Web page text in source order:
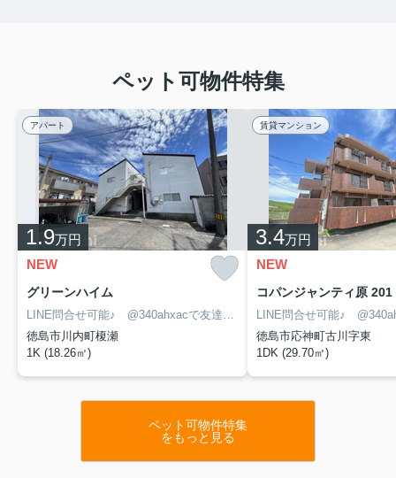
ペット可物件特集
アパート
1.9万円
NEW
グリーンハイム
LINE問合せ可能♪ @340ahxacで友達検索して下さい
徳島市川内町榎瀬
1K (18.26㎡)
賃貸マンション
3.4万円
NEW
コパンジャンティ原 201
徳島市応神町古川字東
1DK (29.70㎡)
ペット可物件特集
をもっと見る